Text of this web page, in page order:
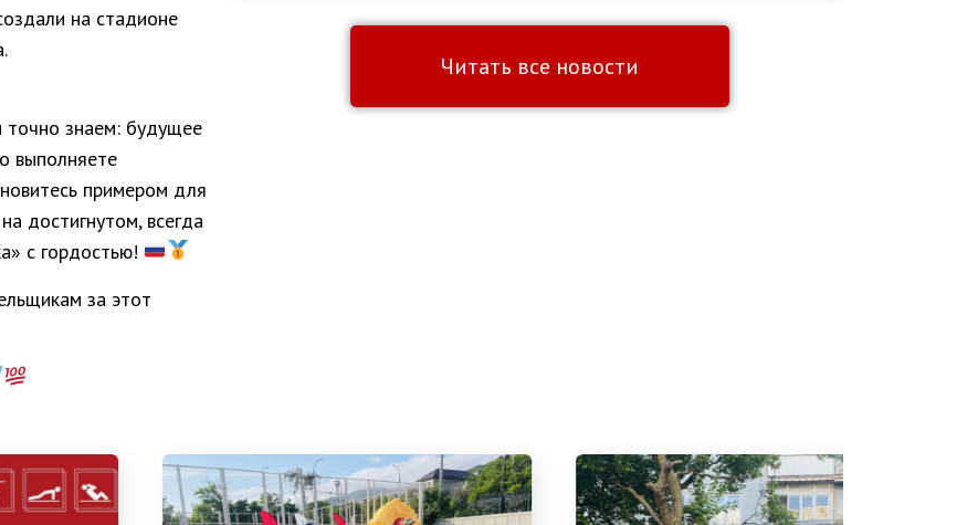
на стадионе
точно знаем: будущее
выполняете
примером для
достигнутом, всегда
с гордостью!
за этот
Читать все новости